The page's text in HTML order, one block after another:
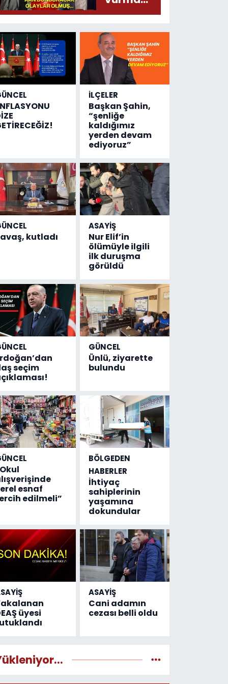
olayında
geldi...
Meğer, kan
donduracak
olaylar
olmuş...
İLÇELER
Başkan Şahin,
“şenliğe
kaldığımız
yerden devam
ediyoruz”
kutladı
ASAYİŞ
Nur Elif’in
ölümüyle ilgili
ilk duruşma
görüldü
seçim
GÜNCEL
Ünlü, ziyarette
bulundu
esnaf
edilmeli”
BÖLGEDEN
HABERLER
İhtiyaç
sahiplerinin
yaşamına
dokundular
üyesi
ASAYİŞ
Cani adamın
cezası belli oldu